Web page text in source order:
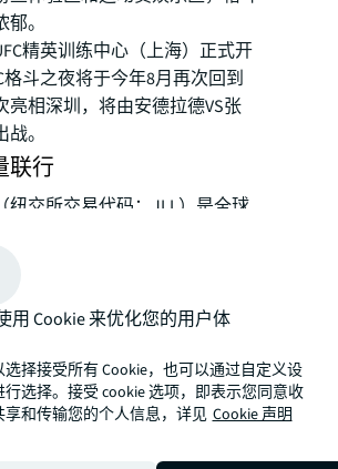
。
精英训练中心（上海）正式开
格斗之夜将于今年8月再次回到
亮相深圳，将由安德拉德VS张
。
联行
纽交所交易代码：JLL）是全球
产专业服务和投资管理公司。我
于房地产领域的持续创新；不断
打造理想空间，实现价值回报以
个人愿景。从而，为我们的客
社会创建一个更美好的明天。仲
财富》500强企业，截至2019年3
量联行业务遍及全球80多个国
数超过91,000人, 2018财政年度
美元。JLL是仲量联行的品牌名
用 Cookie 来优化您的用户体
选择接受所有 Cookie，也可以通过自定义设
行选择。接受 cookie 选项，即表示您同意收
享和传输您的个人信息，详见 Cookie 声明